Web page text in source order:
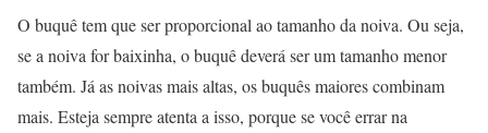
O buquê tem que ser proporcional ao tamanho da noiva. Ou seja,
se a noiva for baixinha, o buquê deverá ser um tamanho menor
também. Já as noivas mais altas, os buquês maiores combinam
mais. Esteja sempre atenta a isso, porque se você errar na